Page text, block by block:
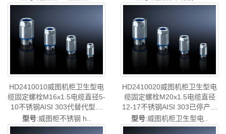
威图空调维修威图电柜威图风
HD2410.131
产-rittal威图空调维修威图电柜
图售后HD2410.000
HD2410010威图机柜卫生型电
缆固定螺栓M16x1.5电缆直径5-
10不锈钢AISI 303代替代型号
HD2410011/HD2410.011-已停
产-rittal威图空调维修威图电柜
型号:威图柜不锈钢 h..
HD2410020威图机柜卫生型电
缆固定螺栓M20x1.5电缆直径
12-17不锈钢AISI 303已停产代
替代型号
HD2410021/HD2410.021-rittal
型号:威图机柜卫生型电..